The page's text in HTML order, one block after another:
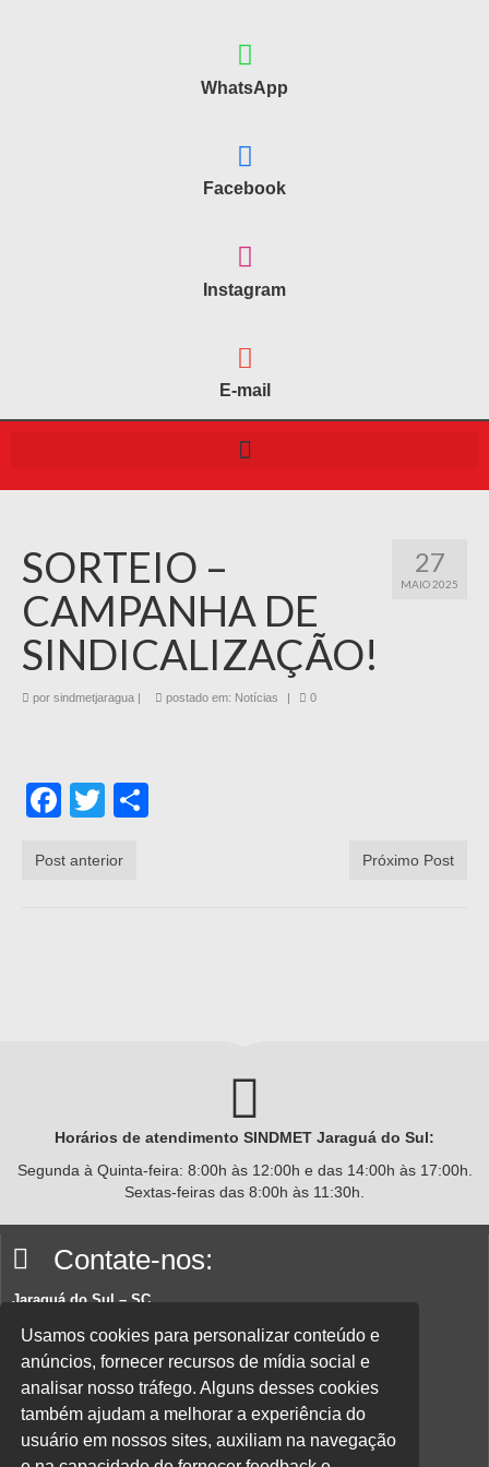
WhatsApp
Facebook
Instagram
E-mail
27
MAIO 2025
SORTEIO –
CAMPANHA DE
SINDICALIZAÇÃO!
por sindmetjaragua postado em: Notícias 0
Facebook
Twitter
Post anterior Próximo Post
Horários de atendimento SINDMET Jaraguá do Sul:
Segunda à Quinta-feira: 8:00h às 12:00h e das 14:00h às 17:00h.
Sextas-feiras das 8:00h às 11:30h.
Contate-nos:
Jaraguá do Sul – SC
Rua João Planincheck, 157, Nova Brasília – CEP 89252-220.
E-mail:sindicatom@metalurgicosjaragua.com.br
Fone: (47) 3371-2100
Acesse nossa política de privacidade aqui.
Usamos cookies para personalizar conteúdo e
anúncios, fornecer recursos de mídia social e
analisar nosso tráfego. Alguns desses cookies
também ajudam a melhorar a experiência do
usuário em nossos sites, auxiliam na navegação